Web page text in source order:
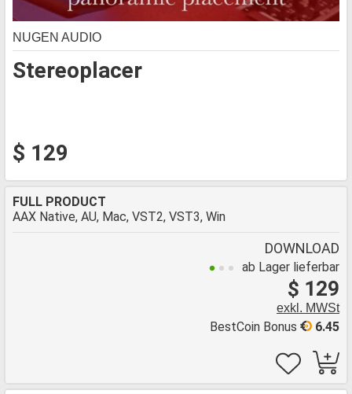
Stereoplacer
NUGEN AUDIO
$ 129
FULL PRODUCT
AAX Native, AU, Mac, VST2, VST3, Win
DOWNLOAD
ab Lager lieferbar
$ 129
exkl. MWSt
6.45
BestCoin Bonus